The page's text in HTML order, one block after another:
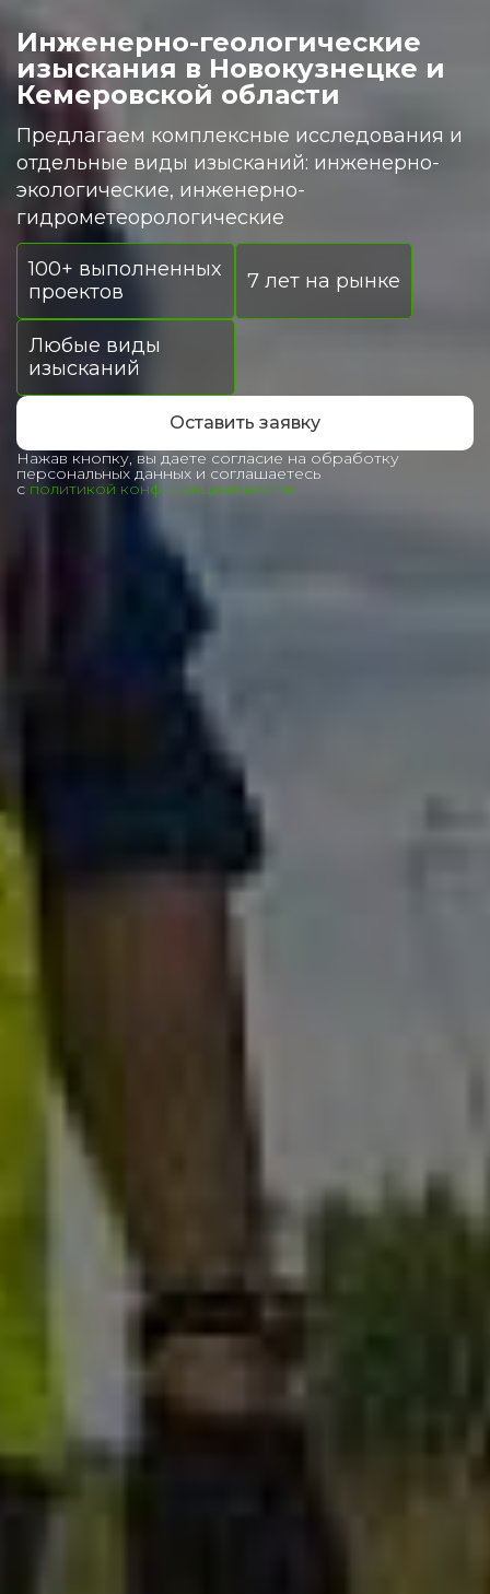
Инженерно-геологические
изыскания в Новокузнецке и
Кемеровской области
Предлагаем комплексные исследования и
отдельные виды изысканий: инженерно-
экологические, инженерно-
гидрометеорологические
100+ выполненных
проектов
7 лет на рынке
Любые виды
изысканий
Оставить заявку
Нажав кнопку, вы даете согласие на обработку
персональных данных и соглашаетесь
с политикой конфиденциальности